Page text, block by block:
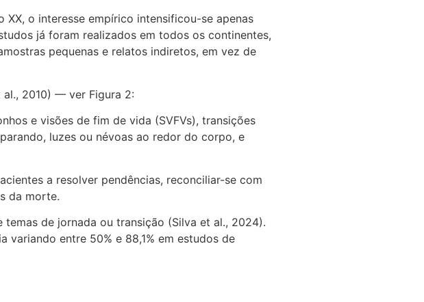
o interesse empírico intensificou-se apenas
já foram realizados em todos os continentes,
pequenas e relatos indiretos, em vez de
al., 2010) — ver Figura 2:
e visões de fim de vida (SVFVs), transições
luzes ou névoas ao redor do corpo, e
a resolver pendências, reconciliar-se com
da morte.
temas de jornada ou transição (Silva et al., 2024).
variando entre 50% e 88,1% em estudos de